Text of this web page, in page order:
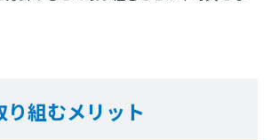
り組むメリット